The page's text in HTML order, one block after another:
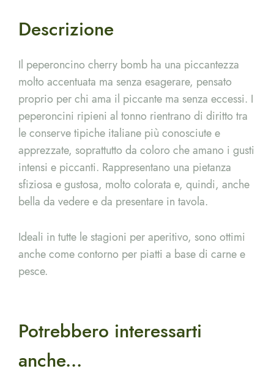
Descrizione
Il peperoncino cherry bomb ha una piccantezza
molto accentuata ma senza esagerare, pensato
proprio per chi ama il piccante ma senza eccessi. I
peperoncini ripieni al tonno rientrano di diritto tra
le conserve tipiche italiane più conosciute e
apprezzate, soprattutto da coloro che amano i gusti
intensi e piccanti. Rappresentano una pietanza
sfiziosa e gustosa, molto colorata e, quindi, anche
bella da vedere e da presentare in tavola.
Ideali in tutte le stagioni per aperitivo, sono ottimi
anche come contorno per piatti a base di carne e
pesce.
Potrebbero interessarti
anche...